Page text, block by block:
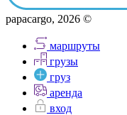
papacargo, 2026 ©
маршруты
грузы
груз
аренда
вход